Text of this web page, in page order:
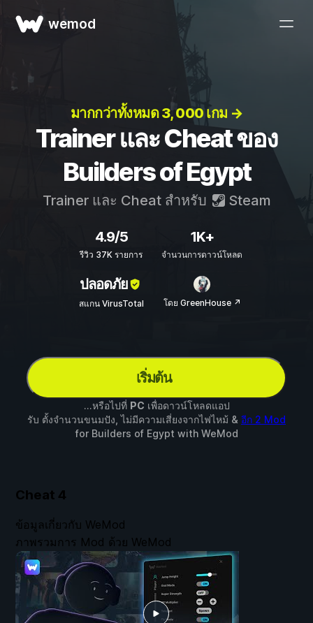
wemod
มากกว่าทั้งหมด 3, 000 เกม →
Trainer และ Cheat ของ
Builders of Egypt
Trainer และ Cheat สำหรับ Steam
4.9/5
รีวิว 37K รายการ
1K+
จำนวนการดาวน์โหลด
ปลอดภัย
สแกน VirusTotal โดย GreenHouse ↗
เริ่มต้น
...หรือไปที่ PC เพื่อดาวน์โหลดแอป
รับ ตั้งจำนวนขนมปัง, ไม่มีความเสี่ยงจากไฟไหม้ & อีก 2 Mod
for Builders of Egypt with WeMod
Cheat 4
ข้อมูลเกี่ยวกับ WeMod
ภาพรวมการ Mod ด้วย WeMod